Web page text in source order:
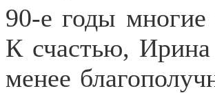
90-е годы многие
К счастью, Ирина
менее